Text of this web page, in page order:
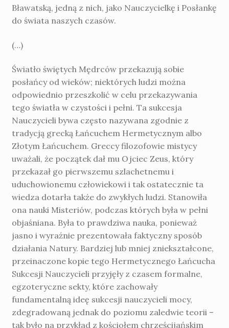
Bławatską, jedną z nich, jako Nauczycielkę i Posłankę
do świata naszych czasów.
(…)
Światło świętych Mędrców przekazują sobie
posłańcy od wieków; niektórych ludzi można
odpowiednio przeszkolić w celu przekazywania
tego światła w czystości i pełni. Ta sukcesja
Nauczycieli bywa często nazywana zgodnie z
tradycją grecką Łańcuchem Hermetycznym albo
Złotym Łańcuchem. Greccy filozofowie mistycy
uważali, że początek dał mu Ojciec Zeus, który
przekazał go pierwszemu szlachetnemu i
uduchowionemu człowiekowi i tak ostatecznie ta
wiedza dotarła także do zwykłych ludzi. Stanowiła
ona nauki Misteriów, podczas których była w pełni
objaśniana. Była to prawdziwa nauka, ponieważ
jasno i wyraźnie prezentowała faktyczny sposób
działania Natury. Bardziej lub mniej zniekształcone,
przeinaczone kopie tego Hermetycznego Łańcucha
Sukcesji Nauczycieli przyjęły z czasem formalne,
egzoteryczne sekty, które zachowały
fundamentalną ideę sukcesji nauczycieli mocy,
zdegradowaną jednak do poziomu zaledwie teorii –
tak było na przykład z kościołem chrześcijańskim